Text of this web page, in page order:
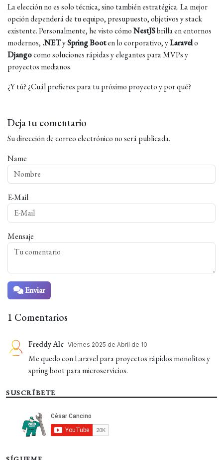
La elección no es solo técnica, sino también estratégica. La mejor
opción dependerá de tu equipo, presupuesto, objetivos y stack
existente. Personalmente, he visto cómoNestJSbrilla en entornos
modernos, .NETySpring Booten lo corporativo, yLaravelo
Djangocomo soluciones rápidas y elegantes para MVPs y
proyectos medianos.
¿Y tú? ¿Cuál prefieres para tu próximo proyecto y por qué?
Deja tu comentario
Su dirección de correo electrónico no será publicada.
Name
E-Mail
Mensaje
Enviar
1 Comentarios
Freddy Alc Viernes 2025 de Abril de 10
Me quedo con Laravel para proyectos rápidos monolitos y
spring boot para microservicios.
SUSCRÍBETE